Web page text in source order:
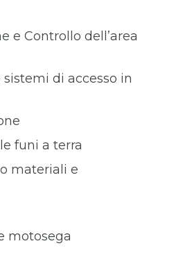
e Controllo dell’area
di accesso in
funi a terra
materiali e
motosega